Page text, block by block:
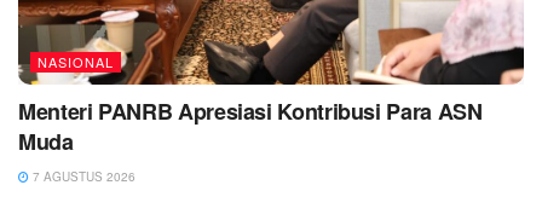
NASIONAL
Menteri PANRB Apresiasi Kontribusi Para ASN
Muda
7 AGUSTUS 2026